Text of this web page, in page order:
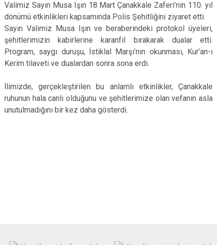
Valimiz Sayın Musa Işın 18 Mart Çanakkale Zaferi’nin 110. yıl
dönümü etkinlikleri kapsamında Polis Şehitliğini ziyaret etti.
Sayın Valimiz Musa Işın ve beraberindeki protokol üyeleri,
şehitlerimizin kabirlerine karanfil bırakarak dualar etti.
Program, saygı duruşu, İstiklal Marşı’nın okunması, Kur’an-ı
Kerim tilaveti ve dualardan sonra sona erdi.
İlimizde, gerçekleştirilen bu anlamlı etkinlikler, Çanakkale
ruhunun hala canlı olduğunu ve şehitlerimize olan vefanın asla
unutulmadığını bir kez daha gösterdi.